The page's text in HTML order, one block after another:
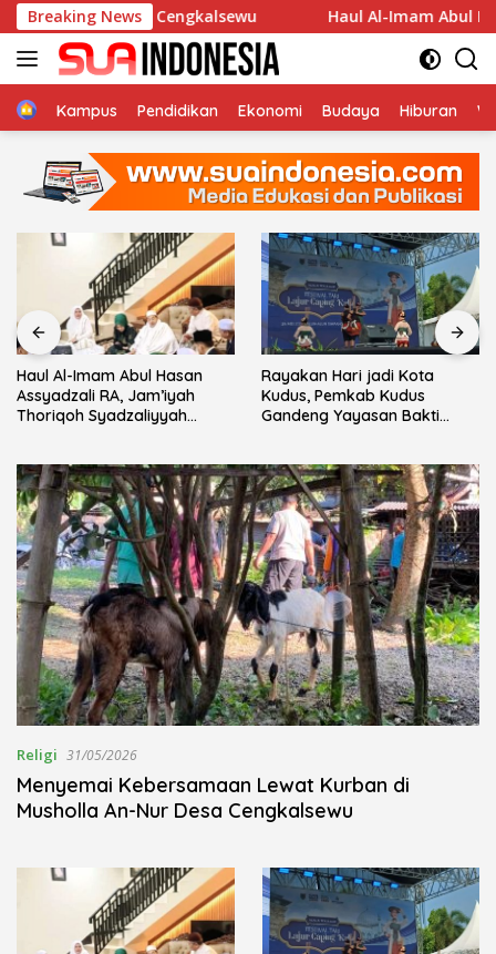
Langsung
ke
konten
Breaking News
Desa Cengkalsewu Haul Al-Imam Abul Hasan
HomeKampus Pendidikan Ekonomi Budaya Hiburan
Haul Al-Imam Abul Hasan
Assyadzali RA, Jam’iyah
Thoriqoh Syadzaliyyah
Rayakan Hari jadi Kota
Kudus, Pemkab Kudus
Gandeng Yayasan Bakti
Religi 31/05/2026
Menyemai Kebersamaan Lewat Kurban di
Musholla An-Nur Desa Cengkalsewu